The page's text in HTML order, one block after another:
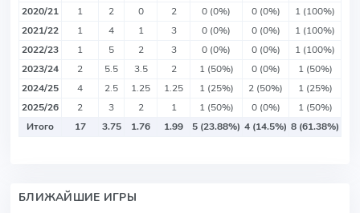
2020/21
1 2 0 2 0 (0%) 0 (0%)
1 (100%)
2021/22
1 4 1 3 0 (0%) 0 (0%)
1 (100%)
2022/23
1 5 2 3 0 (0%) 0 (0%)
1 (100%)
2023/24
2 5.5 3.5 2 1 (50%) 0 (0%)
1 (50%)
2024/25
4 2.5 1.25 1.25 1 (25%) 2 (50%)
1 (25%)
2025/26
2 3 2 1 1 (50%) 0 (0%)
1 (50%)
Итого
17 3.75 1.76 1.99 5 (23.88%) 4 (14.5%) 8 (61.38%)
БЛИЖАЙШИЕ ИГРЫ